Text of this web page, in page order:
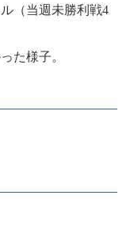
（当週未勝利戦4
た様子。